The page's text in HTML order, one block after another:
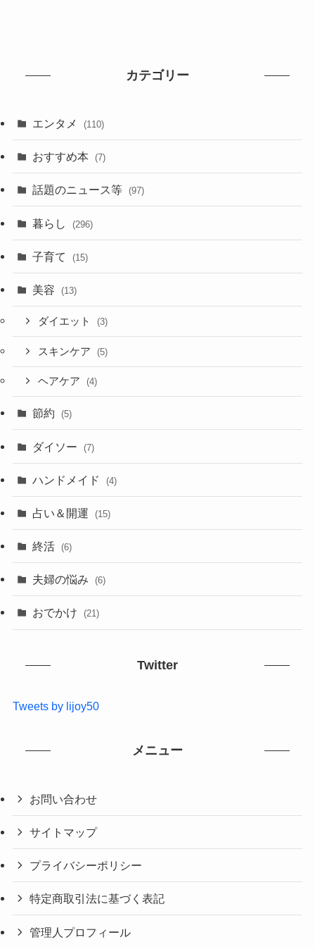
カテゴリー
エンタメ (110)
おすすめ本 (7)
話題のニュース等 (97)
暮らし (296)
子育て (15)
美容 (13)
ダイエット (3)
スキンケア (5)
ヘアケア (4)
節約 (5)
ダイソー (7)
ハンドメイド (4)
占い＆開運 (15)
終活 (6)
夫婦の悩み (6)
おでかけ (21)
Twitter
Tweets by lijoy50
メニュー
お問い合わせ
サイトマップ
プライバシーポリシー
特定商取引法に基づく表記
管理人プロフィール